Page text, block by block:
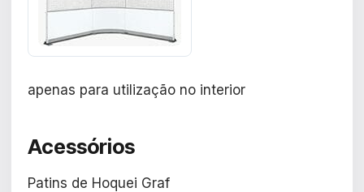
apenas para utilização no interior
Acessórios
Patins de Hoquei Graf